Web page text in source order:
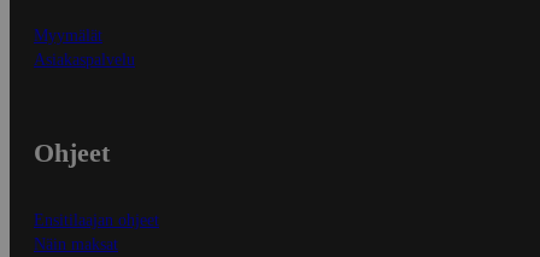
Myymälät
Asiakaspalvelu
Ohjeet
Ensitilaajan ohjeet
Näin maksat